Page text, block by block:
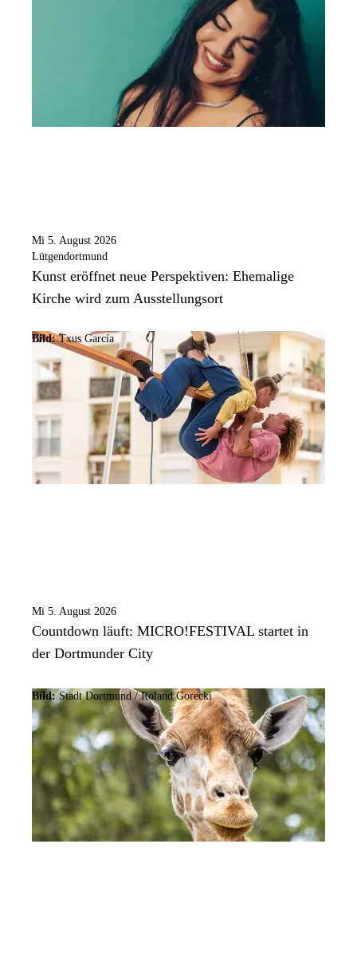
Mi 5. August 2026
Lütgendortmund
Kunst eröffnet neue Perspektiven: Ehemalige
Kirche wird zum Ausstellungsort
Bild: Txus García
Mi 5. August 2026
Countdown läuft: MICRO!FESTIVAL startet in
der Dortmunder City
Bild:Stadt Dortmund / Roland Gorecki